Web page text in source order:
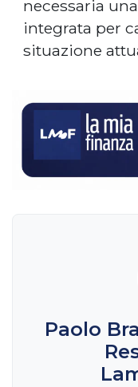
necessaria
integrata per
situazione
Paolo